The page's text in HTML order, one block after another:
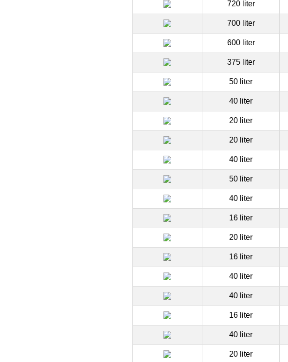
720 liter
700 liter
600 liter
375 liter
50 liter
40 liter
20 liter
20 liter
40 liter
50 liter
40 liter
16 liter
20 liter
16 liter
40 liter
40 liter
16 liter
40 liter
20 liter